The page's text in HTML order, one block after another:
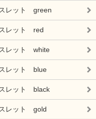
レット green
レット red
レット white
レット blue
レット black
レット gold